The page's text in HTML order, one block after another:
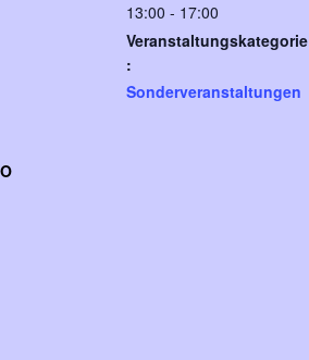
13:00 - 17:00
Veranstaltungskategorie
:
Sonderveranstaltungen